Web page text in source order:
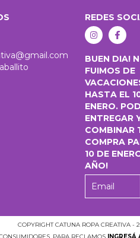
REDES
BUEN DIA!
FUIMOS DE
HASTA EL
ENERO.
ENTREGAR
COMBINAR
COMPRA
10 DE
AÑO!
COPYRIGHT CATUNA ROPA CREATIVA -